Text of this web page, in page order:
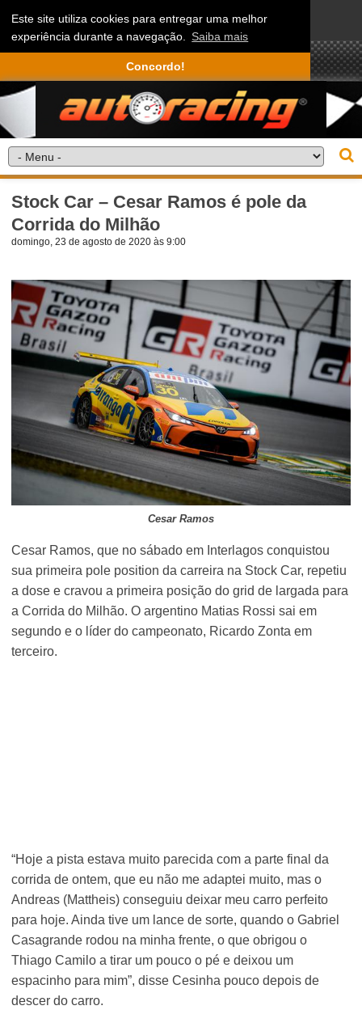
Este site utiliza cookies para entregar uma melhor
experiência durante a navegação. Saiba mais
Concordo!
Stock Car – Cesar Ramos é pole da
Corrida do Milhão
domingo, 23 de agosto de 2020 às 9:00
Cesar Ramos
Cesar Ramos, que no sábado em Interlagos conquistou
sua primeira pole position da carreira na Stock Car, repetiu
a dose e cravou a primeira posição do grid de largada para
a Corrida do Milhão. O argentino Matias Rossi sai em
segundo e o líder do campeonato, Ricardo Zonta em
terceiro.
“Hoje a pista estava muito parecida com a parte final da
corrida de ontem, que eu não me adaptei muito, mas o
Andreas (Mattheis) conseguiu deixar meu carro perfeito
para hoje. Ainda tive um lance de sorte, quando o Gabriel
Casagrande rodou na minha frente, o que obrigou o
Thiago Camilo a tirar um pouco o pé e deixou um
espacinho para mim”, disse Cesinha pouco depois de
descer do carro.